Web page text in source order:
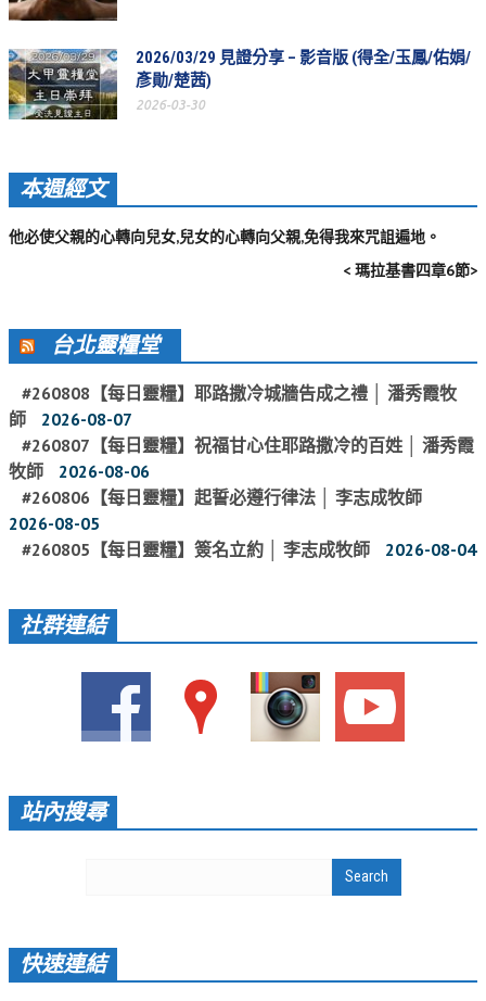
教會節慶_2017年
教會節慶_2016年
教會節慶_2015年
教會節慶_2013年
活動影音_2024年
活動影音_2022年
活動影音_2021年
活動影音_2020年
活動影音_2019年
活動影音_2017年
活動影音_2015年
社區愛加倍
課後陪讀班資訊
2026/03/29 見證分享 – 影音版 (得全/玉鳳/佑娟/
彥勛/楚茜)
2026-03-30
本週經文
他必使父親的心轉向兒女,兒女的心轉向父親,免得我來咒詛遍地。
< 瑪拉基書四章6節>
台北靈糧堂
#260808【每日靈糧】耶路撒冷城牆告成之禮 │ 潘秀霞牧
師
2026-08-07
#260807【每日靈糧】祝福甘心住耶路撒冷的百姓 │ 潘秀霞
牧師
2026-08-06
#260806【每日靈糧】起誓必遵行律法 │ 李志成牧師
2026-08-05
#260805【每日靈糧】簽名立約 │ 李志成牧師
2026-08-04
社群連結
站內搜尋
快速連結